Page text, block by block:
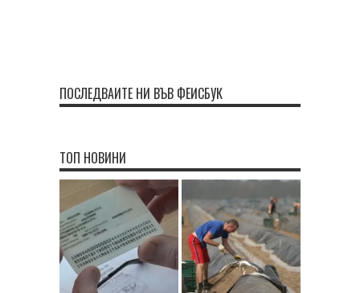
ПОСЛЕДВАЙТЕ НИ ВЪВ ФЕЙСБУК
ТОП НОВИНИ